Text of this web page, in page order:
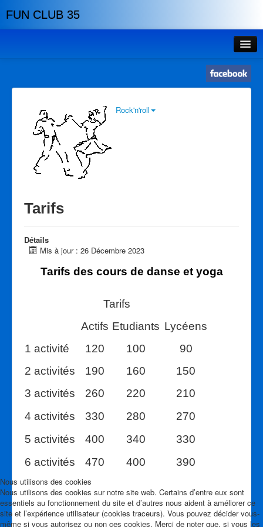
FUN CLUB 35
Planning
Tarifs
Réductions
Histoire
Foire aux questions
Service civique
Connexion
Partenaires
Contact
Rock'n'roll
Tarifs
Détails
Mis à jour : 26 Décembre 2023
Tarifs des cours de danse et yoga
Tarifs
Actifs Etudiants Lycéens
1 activité
120 100
90
2 activités
190 160
150
3 activités
260 220
210
4 activités
330 280
270
5 activités
400 340
330
6 activités
470 400 390
Nous utilisons des cookies
Nous utilisons des cookies sur notre site web. Certains d’entre eux sont
essentiels au fonctionnement du site et d’autres nous aident à améliorer ce
site et l’expérience utilisateur (cookies traceurs). Vous pouvez décider vous-
même si vous autorisez ou non ces cookies. Merci de noter que, si vous les